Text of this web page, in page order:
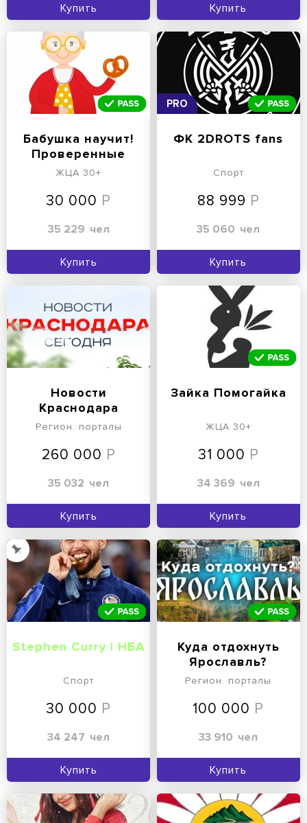
Купить Купить
Бабушка научит!
Проверенные
временем рецепты
ЖЦА 30+
30 000
35 229 чел
Купить
PRO
ФК 2DROTS fans
Спорт
88 999
35 060 чел
Купить
Новости
Краснодара
сегодня,
ДТП
Регион. порталы
260 000
35 032 чел
Купить
Зайка Помогайка
ЖЦА 30+
31 000
34 369 чел
Купить
Stephen Curry | НБА
Спорт
30 000
34 247 чел
Купить
Куда отдохнуть
Ярославль?
Регион. порталы
100 000
33 910 чел
Купить